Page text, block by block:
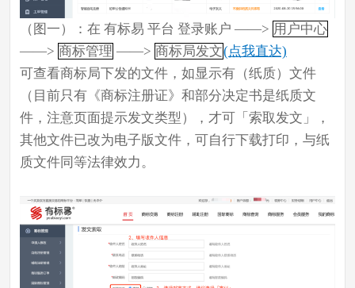
（图一）：在 有标易 平台 登录账户 ——> 用户中心
——> 商标管理 ——> 商标局发文(点我直达)
可查看商标局下发的文件，如显示有（纸质） 文件
（目前只有《商标注册证》和部分决定书是纸质文
件，注意页面提示发文类型），才可「索取发文」，
其他文件已改为电子版文件，可自行下载打印，与纸
质文件同等法律效力。